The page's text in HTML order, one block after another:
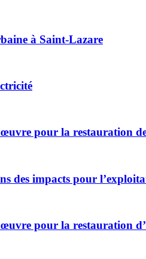
à Saint-Lazare
pour la restauration
des impacts pour
pour la restauration